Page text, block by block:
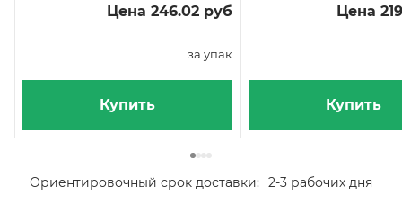
Цена 246.02 руб
за упак
Купить
Цена
Купить
Ориентировочный срок доставки: 2-3 рабочих дня